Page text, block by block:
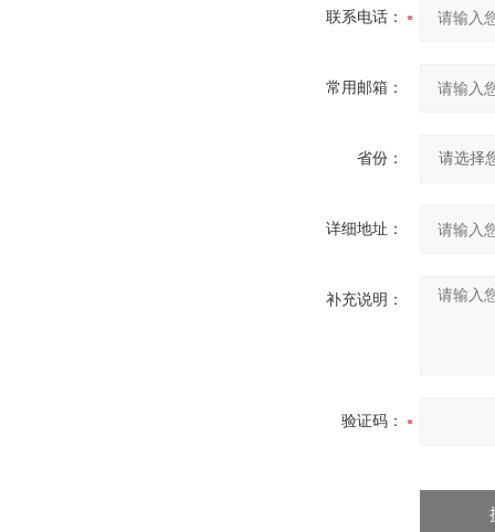
联系电话：
常用邮箱：
省份：
详细地址：
补充说明：
验证码：